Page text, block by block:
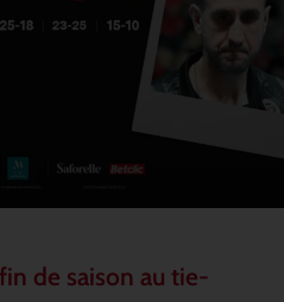
de saison au tie-